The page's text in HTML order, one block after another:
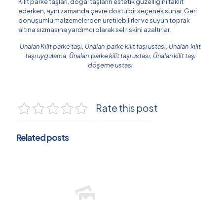
ederken, aynı zamanda çevre dostu bir seçenek sunar. Geri
dönüşümlü malzemelerden üretilebilirler ve suyun toprak
altına sızmasına yardımcı olarak sel riskini azaltırlar.
Ünalan Kilit parke taşı, Ünalan parke kilit taşı ustası, Ünalan kilit
taşı uygulama, Ünalan parke kilit taşı ustası, Ünalan kilit taşı
döşeme ustası
Rate this post
Related posts